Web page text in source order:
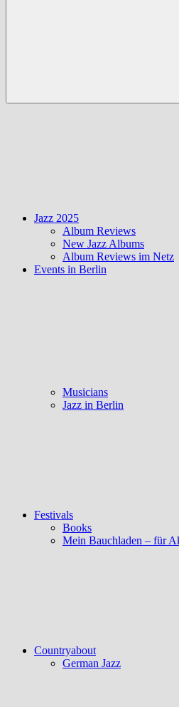
Jazz 2025
Album Reviews
New Jazz Albums
Album Reviews im Netz
Events in Berlin
Musicians
Jazz in Berlin
Festivals
Books
Mein Bauchladen – für
Countryabout
German Jazz